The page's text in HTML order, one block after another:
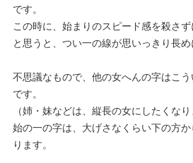
です。
この時に、始まりのスピード感を殺さず
と思うと、つい一の線が思いっきり長め
不思議なもので、他の女へんの字はこ
です。
（姉・妹などは、縦長の女にしたくなり
始の一の字は、大げさなくらい下の方
ります。